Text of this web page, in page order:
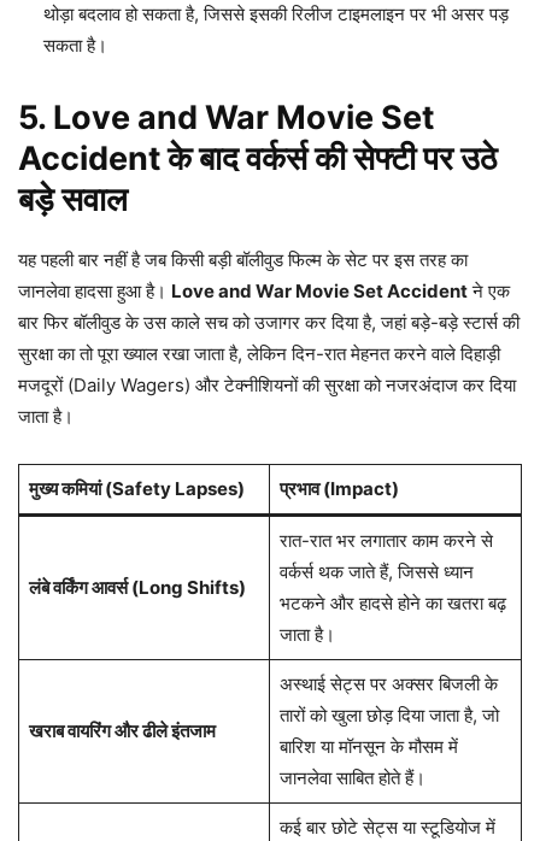
थोड़ा बदलाव हो सकता है, जिससे इसकी रिलीज टाइमलाइन पर भी असर पड़
सकता है।
5. Love and War Movie Set
Accident के बाद वर्कर्स की सेफ्टी पर उठे
बड़े सवाल
यह पहली बार नहीं है जब किसी बड़ी बॉलीवुड फिल्म के सेट पर इस तरह का
जानलेवा हादसा हुआ है। Love and War Movie Set Accidentने एक
बार फिर बॉलीवुड के उस काले सच को उजागर कर दिया है, जहां बड़े-बड़े स्टार्स की
सुरक्षा का तो पूरा ख्याल रखा जाता है, लेकिन दिन-रात मेहनत करने वाले दिहाड़ी
मजदूरों (Daily Wagers) और टेक्नीशियनों की सुरक्षा को नजरअंदाज कर दिया
जाता है।
मुख्य कमियां (Safety Lapses) प्रभाव (Impact)
लंबे वर्किंग आवर्स (Long Shifts)
रात-रात भर लगातार काम करने से
वर्कर्स थक जाते हैं, जिससे ध्यान
भटकने और हादसे होने का खतरा बढ़
जाता है।
खराब वायरिंग और ढीले इंतजाम
अस्थाई सेट्स पर अक्सर बिजली के
तारों को खुला छोड़ दिया जाता है, जो
बारिश या मॉनसून के मौसम में
जानलेवा साबित होते हैं।
कई बार छोटे सेट्स या स्टूडियोज में